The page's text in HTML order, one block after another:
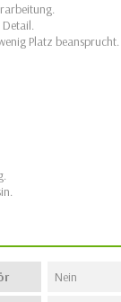
Platz beansprucht.
Nein